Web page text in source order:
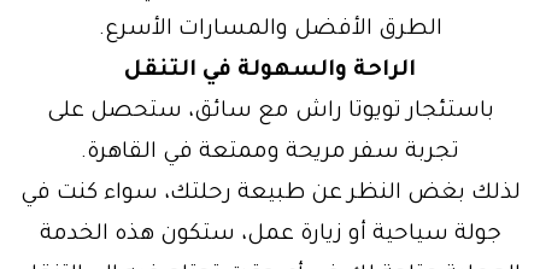
الطرق الأفضل والمسارات الأسرع.
الراحة والسهولة في التنقل
باستئجار تويوتا راش مع سائق، ستحصل على
تجربة سفر مريحة وممتعة في القاهرة.
لذلك بغض النظر عن طبيعة رحلتك، سواء كنت في
جولة سياحية أو زيارة عمل، ستكون هذه الخدمة